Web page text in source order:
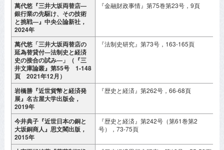
萬代悠『三井大坂両替店―
銀行業の先駆け、その技術
と挑戦―』中央公論新社，
2024年
『金融財政事情』第75巻第23号，9頁
萬代悠「三井大坂両替店の
延為替貸付―法制史と経済
史の接合の試み―」（『三
井文庫論叢』第55号 1-148
頁 2021年12月）
『法制史研究』第73号，163-165頁
岩橋勝『近世貨幣と経済発
展』名古屋大学出版会，
2019年
『歴史と経済』第262号，66-68頁
今井典子『近世日本の銅と
大坂銅商人』思文閣出版，
2015年
『歴史と経済』第242号（第61巻第2
号），73-75頁